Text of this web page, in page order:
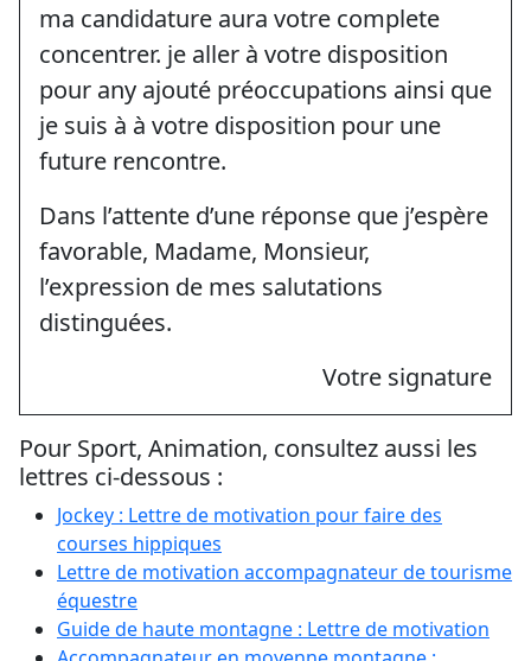
ma candidature aura votre complete
concentrer. je aller à votre disposition
pour any ajouté préoccupations ainsi que
je suis à à votre disposition pour une
future rencontre.
Dans l’attente d’une réponse que j’espère
favorable, Madame, Monsieur,
l’expression de mes salutations
distinguées.
Votre signature
Pour Sport, Animation, consultez aussi les
lettres ci-dessous :
Jockey : Lettre de motivation pour faire des
courses hippiques
Lettre de motivation accompagnateur de tourisme
équestre
Guide de haute montagne : Lettre de motivation